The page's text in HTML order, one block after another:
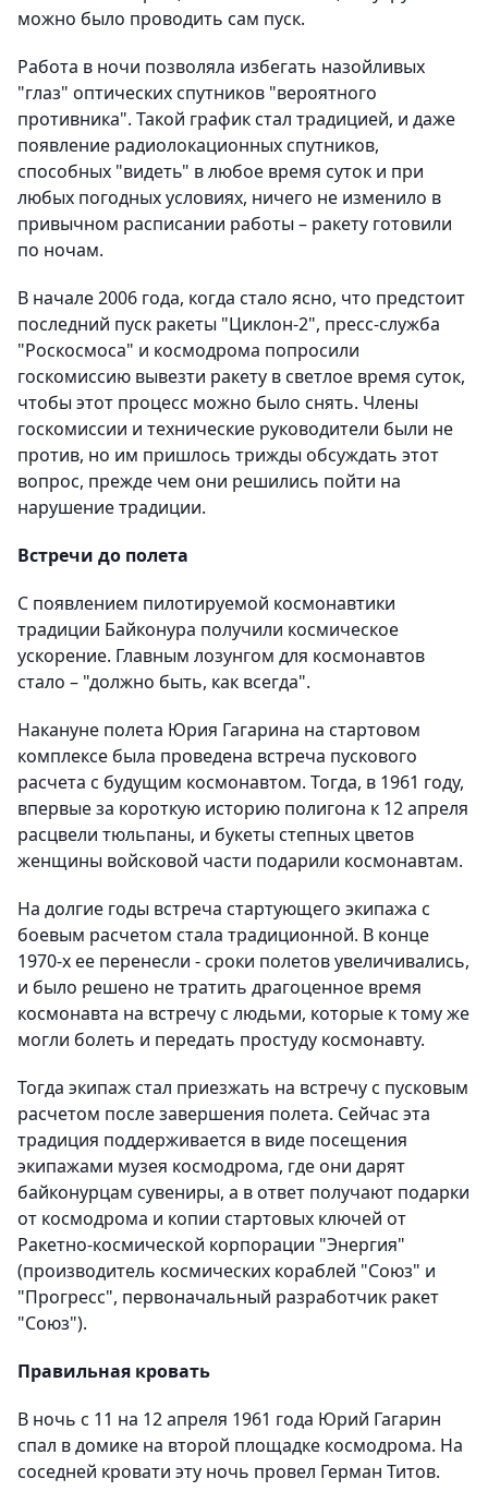
можно было проводить сам пуск.
Работа в ночи позволяла избегать назойливых
"глаз" оптических спутников "вероятного
противника". Такой график стал традицией, и даже
появление радиолокационных спутников,
способных "видеть" в любое время суток и при
любых погодных условиях, ничего не изменило в
привычном расписании работы – ракету готовили
по ночам.
В начале 2006 года, когда стало ясно, что предстоит
последний пуск ракеты "Циклон-2", пресс-служба
"Роскосмоса" и космодрома попросили
госкомиссию вывезти ракету в светлое время суток,
чтобы этот процесс можно было снять. Члены
госкомиссии и технические руководители были не
против, но им пришлось трижды обсуждать этот
вопрос, прежде чем они решились пойти на
нарушение традиции.
Встречи до полета
С появлением пилотируемой космонавтики
традиции Байконура получили космическое
ускорение. Главным лозунгом для космонавтов
стало – "должно быть, как всегда".
Накануне полета Юрия Гагарина на стартовом
комплексе была проведена встреча пускового
расчета с будущим космонавтом. Тогда, в 1961 году,
впервые за короткую историю полигона к 12 апреля
расцвели тюльпаны, и букеты степных цветов
женщины войсковой части подарили космонавтам.
На долгие годы встреча стартующего экипажа с
боевым расчетом стала традиционной. В конце
1970-х ее перенесли - сроки полетов увеличивались,
и было решено не тратить драгоценное время
космонавта на встречу с людьми, которые к тому же
могли болеть и передать простуду космонавту.
Тогда экипаж стал приезжать на встречу с пусковым
расчетом после завершения полета. Сейчас эта
традиция поддерживается в виде посещения
экипажами музея космодрома, где они дарят
байконурцам сувениры, а в ответ получают подарки
от космодрома и копии стартовых ключей от
Ракетно-космической корпорации "Энергия"
(производитель космических кораблей "Союз" и
"Прогресс", первоначальный разработчик ракет
"Союз").
Правильная кровать
В ночь с 11 на 12 апреля 1961 года Юрий Гагарин
спал в домике на второй площадке космодрома. На
соседней кровати эту ночь провел Герман Титов.